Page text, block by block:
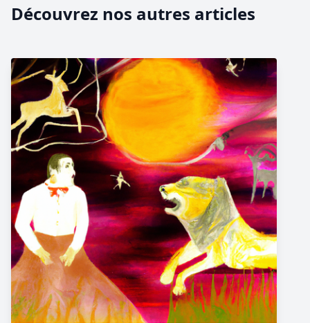
Découvrez nos autres articles